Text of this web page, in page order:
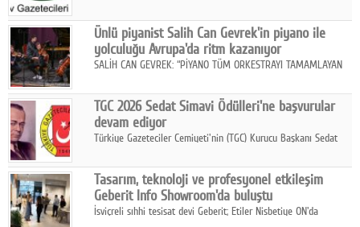
hedefiyle internet sitesini ve sosyal medya kanallarını yeniledi.
Ünlü piyanist Salih Can Gevrek'in piyano ile
yolculuğu Avrupa'da ritm kazanıyor
SALİH CAN GEVREK: “PİYANO TÜM ORKESTRAYI TAMAMLAYAN
ETKİ YARATIYOR"
TGC 2026 Sedat Simavi Ödülleri'ne başvurular
devam ediyor
Türkiye Gazeteciler Cemiyeti'nin (TGC) Kurucu Başkanı Sedat
Tasarım, teknoloji ve profesyonel etkileşim
Geberit Info Showroom'da buluştu
İsviçreli sıhhi tesisat devi Geberit; Etiler Nisbetiye ON'da